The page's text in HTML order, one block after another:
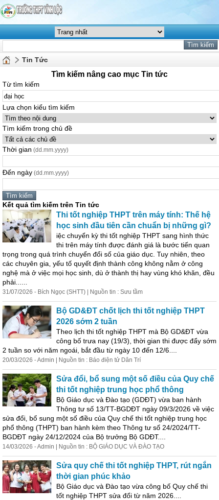
Tin Tức
Tìm kiếm nâng cao mục Tin tức
Từ tìm kiếm
Lựa chọn kiểu tìm kiếm
Tìm kiếm trong chủ đề
Thời gian (dd.mm.yyyy)
Đến ngày (dd.mm.yyyy)
Kết quả tìm kiếm trên Tin tức
Thi tốt nghiệp THPT trên máy tính: Thế hệ
học sinh đầu tiên cần chuẩn bị những gì?
iệc chuyển kỳ thi tốt nghiệp THPT sang hình thức
thi trên máy tính được đánh giá là bước tiến quan
trọng trong quá trình chuyển đổi số của giáo dục. Tuy nhiên, theo
các chuyên gia, yếu tố quyết định thành công không nằm ở công
nghệ mà ở việc mọi học sinh, dù ở thành thị hay vùng khó khăn, đều
phải......
31/07/2026 - Bích Ngọc (SHTT) | Nguồn tin : Sưu tầm
Bộ GD&ĐT chốt lịch thi tốt nghiệp THPT
2026 sớm 2 tuần
Theo lịch thi tốt nghiệp THPT mà Bộ GD&ĐT vừa
công bố trưa nay (19/3), thời gian thi được đẩy sớm
2 tuần so với năm ngoái, bắt đầu từ ngày 10 đến 12/6....
20/03/2026 - Admin | Nguồn tin : Báo điện tử Dân Trí
Sửa đổi, bổ sung một số điều của Quy chế
thi tốt nghiệp trung học phổ thông
Bộ Giáo dục và Đào tạo (GDĐT) vừa ban hành
Thông tư số 13/TT-BGDĐT ngày 09/3/2026 về việc
sửa đổi, bổ sung một số điều của Quy chế thi tốt nghiệp trung học
phổ thông (THPT) ban hành kèm theo Thông tư số 24/2024/TT-
BGDĐT ngày 24/12/2024 của Bộ trưởng Bộ GDĐT....
14/03/2026 - Admin | Nguồn tin : BỘ GIÁO DỤC VÀ ĐÀO TẠO
Sửa quy chế thi tốt nghiệp THPT, rút ngắn
thời gian phúc khảo
Bộ Giáo dục và Đào tạo vừa công bố Quy chế thi
tốt nghiệp THPT sửa đổi từ năm 2026....